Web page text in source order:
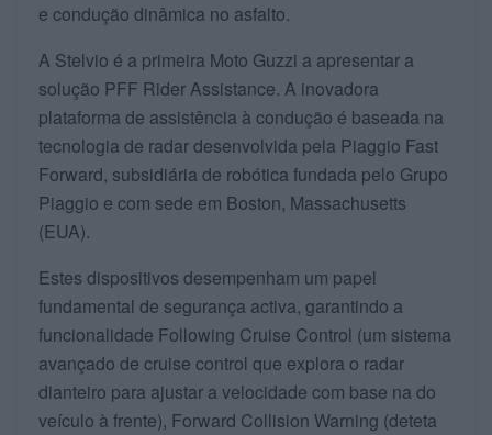
e condução dinâmica no asfalto.
A Stelvio é a primeira Moto Guzzi a apresentar a
solução PFF Rider Assistance. A inovadora
plataforma de assistência à condução é baseada na
tecnologia de radar desenvolvida pela Piaggio Fast
Forward, subsidiária de robótica fundada pelo Grupo
Piaggio e com sede em Boston, Massachusetts
(EUA).
Estes dispositivos desempenham um papel
fundamental de segurança activa, garantindo a
funcionalidade Following Cruise Control (um sistema
avançado de cruise control que explora o radar
dianteiro para ajustar a velocidade com base na do
veículo à frente), Forward Collision Warning (deteta